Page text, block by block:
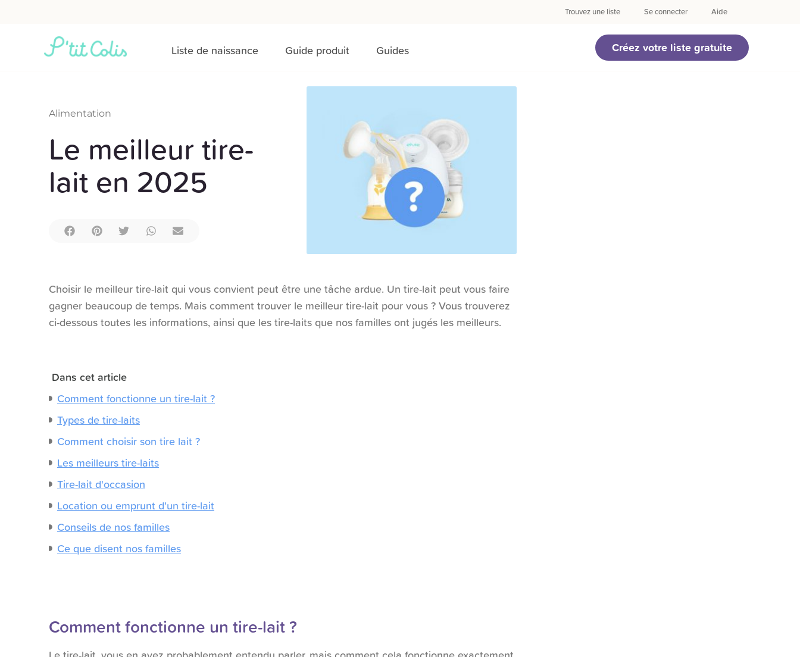
Trouvez une liste Se connecter Aide
Liste de naissance Guide produit Guides Créez votre liste gratuite
Alimentation
Le meilleur tire-
lait en 2025
Choisir le meilleur tire-lait qui vous convient peut être une tâche ardue. Un tire-lait peut vous faire
gagner beaucoup de temps. Mais comment trouver le meilleur tire-lait pour vous ? Vous trouverez
ci-dessous toutes les informations, ainsi que les tire-laits que nos familles ont jugés les meilleurs.
Dans cet article
Comment fonctionne un tire-lait ?
Types de tire-laits
Comment choisir son tire lait ?
Les meilleurs tire-laits
Tire-lait d'occasion
Location ou emprunt d'un tire-lait
Conseils de nos familles
Ce que disent nos familles
Comment fonctionne un tire-lait ?